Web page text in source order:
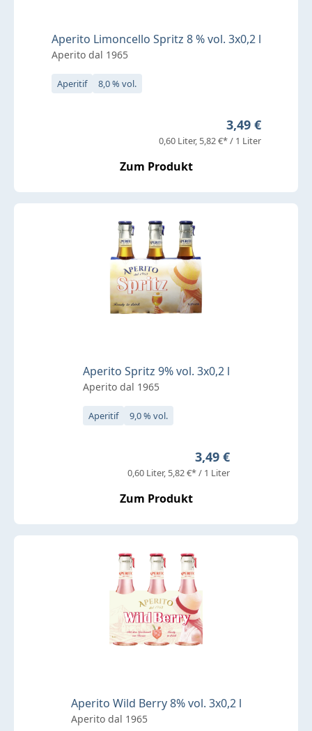
Aperito Limoncello Spritz 8 % vol. 3x0,2 l
Aperito dal 1965
Aperitif 8,0 % vol.
Regulärer
3,49 €
0,60 Liter 5,82 €* / 1 Liter
Zum Produkt
Aperito Spritz 9% vol. 3x0,2 l
Aperito dal 1965
Aperitif 9,0 % vol.
Regulärer Preis:
3,49 €
0,60 Liter 5,82 €* / 1 Liter
Zum Produkt
Aperito Wild Berry 8% vol. 3x0,2 l
Aperito dal 1965